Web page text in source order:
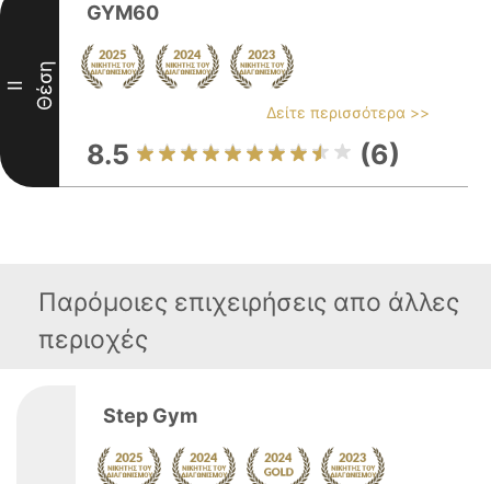
II Θέση
GYM60
Δείτε περισσότερα >>
8.5 (6)
Παρόμοιες επιχειρήσεις απο άλλες
περιοχές
Step Gym